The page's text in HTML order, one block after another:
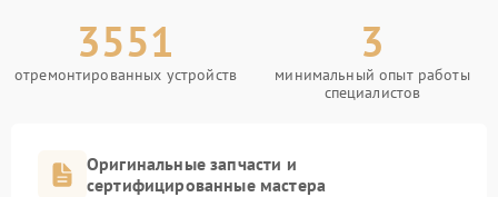
3551
отремонтированных устройств
3
минимальный опыт работы
специалистов
Оригинальные запчасти и
сертифицированные мастера